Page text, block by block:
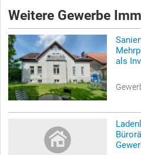
Weitere Gewerbe
als